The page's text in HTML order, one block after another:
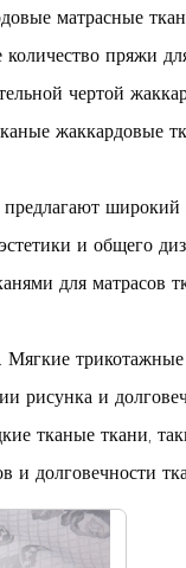
матрасные
пряжи
чертой
жаккардовые
широкий
и общего
для матрасов
рисунка и
тканые ткани,
и долговечности